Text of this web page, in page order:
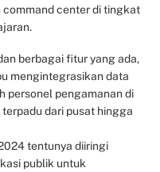
command center di tingkat
berbagai fitur yang ada,
mengintegrasikan data
personel pengamanan di
dari pusat hingga
tentunya diiringi
publik untuk